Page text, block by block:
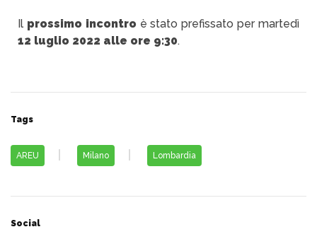
Il prossimo incontro è stato prefissato per martedì
12 luglio 2022 alle ore 9:30.
Tags
AREU Milano Lombardia
Social